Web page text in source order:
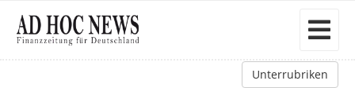
Unterrubriken